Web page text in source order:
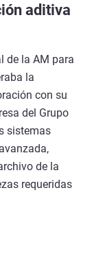
aditiva
de la AM para
la
con su
del Grupo
sistemas
de la
requeridas